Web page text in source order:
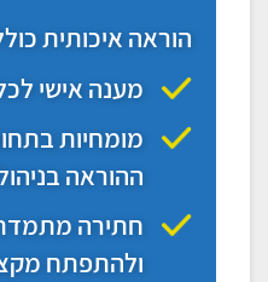
הוראה איכותית
מענה אישי
מומחיות
ההוראה
חתירה
ולהתפתח